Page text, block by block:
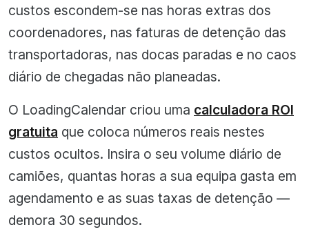
custos escondem-se nas horas extras dos
coordenadores, nas faturas de detenção das
transportadoras, nas docas paradas e no caos
diário de chegadas não planeadas.
O LoadingCalendar criou uma calculadora ROI
gratuita que coloca números reais nestes
custos ocultos. Insira o seu volume diário de
camiões, quantas horas a sua equipa gasta em
agendamento e as suas taxas de detenção —
demora 30 segundos.